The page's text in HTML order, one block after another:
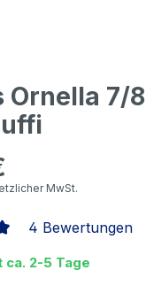
Ornella 7/
MwSt.
4 Bewertungen
2-5 Tage